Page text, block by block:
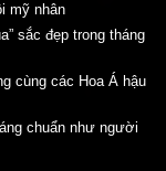
mỹ nhân